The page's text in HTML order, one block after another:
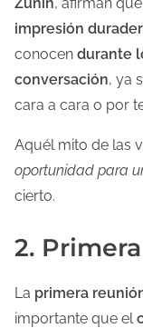
Zunin, afirman
impresión
conocen durante
conversación, ya
cara a cara o por
Aquél mito de las
oportunidad para
cierto.
2.
La primera
importante que el